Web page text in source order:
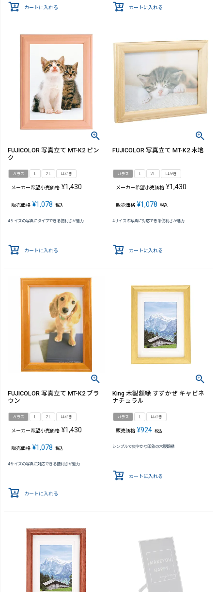
カートに入れる カートに入れる
FUJICOLOR 写真立て MT-K2 ピン
ク
ガラス L 2L はがき
メーカー希望小売価格 ¥1,430
販売価格 ¥1,078 税込
4サイズの写真にタイプできる便利さが魅力
カートに入れる
FUJICOLOR 写真立て MT-K2 木地
ガラス L 2L はがき
メーカー希望小売価格 ¥1,430
販売価格 ¥1,078 税込
4サイズの写真に対応できる便利さが魅力
カートに入れる
FUJICOLOR 写真立て MT-K2 ブラ
ウン
ガラス L 2L はがき
メーカー希望小売価格 ¥1,430
販売価格 ¥1,078 税込
4サイズの写真に対応できる便利さが魅力
カートに入れる
King 木製額縁 すずかぜ キャビネ
ナチュラル
ガラス L はがき
販売価格 ¥924 税込
シンプルで爽やかな印象の木製額縁
カートに入れる